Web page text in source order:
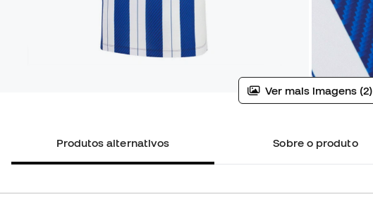
Ver mais imagens (2)
Produtos alternativos Sobre o produto